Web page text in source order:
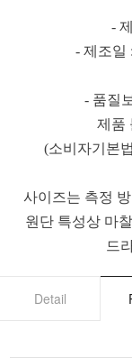
-
- 제조일
- 품질
제품
(소비자기본
사이즈는 측정
원단 특성상 마
드
Detail